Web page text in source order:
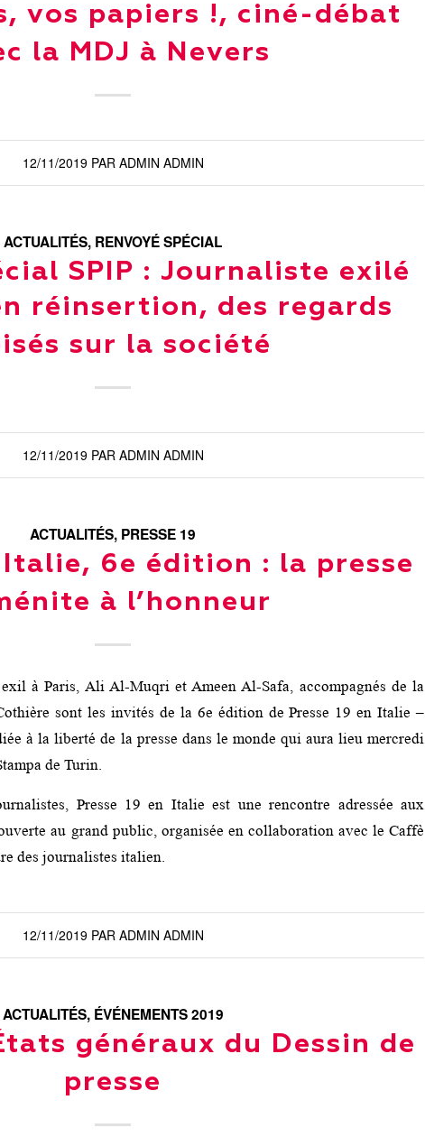
vos papiers !, ciné-débat
la MDJ à Nevers
12/11/2019 PAR ADMIN ADMIN
ACTUALITÉS, RENVOYÉ SPÉCIAL
SPIP : Journaliste exilé
réinsertion, des regards
sur la société
12/11/2019 PAR ADMIN ADMIN
ACTUALITÉS, PRESSE 19
Italie, 6e édition : la presse
à l’honneur
à Paris, Ali Al-Muqri et Ameen Al-Safa, accompagnés de la
sont les invités de la 6e édition de Presse 19 en Italie –
à la liberté de la presse dans le monde qui aura lieu mercredi
de Turin.
Presse 19 en Italie est une rencontre adressée aux
au grand public, organisée en collaboration avec le Caffè
des journalistes italien.
12/11/2019 PAR ADMIN ADMIN
ACTUALITÉS, ÉVÉNEMENTS 2019
généraux du Dessin de
presse